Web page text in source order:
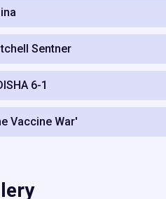
Sentner
6-1
Vaccine War'